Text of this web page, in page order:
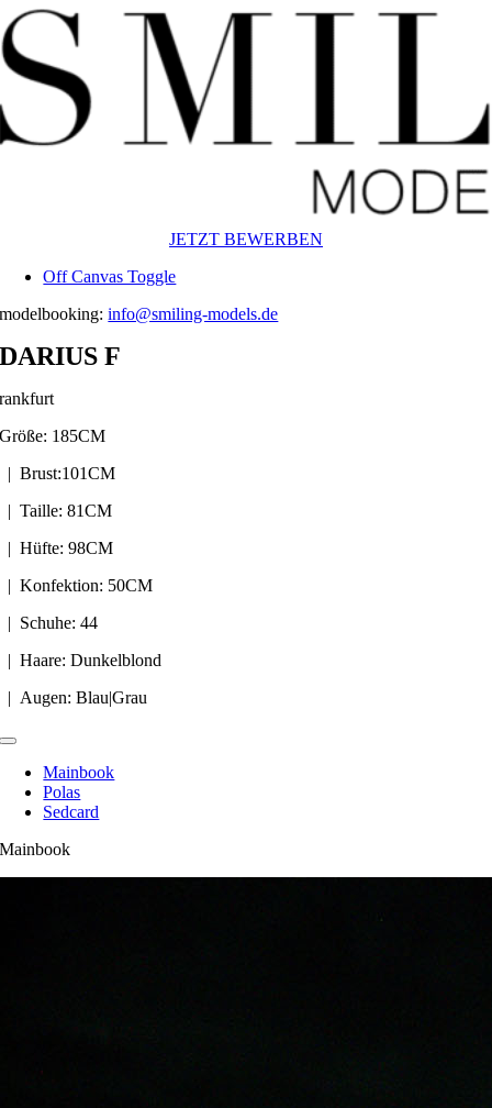
Zum
Inhalt
springen
JETZT BEWERBEN
Off Canvas Toggle
modelbooking:info@smiling-models.de
DARIUS F
Größe: 185CM
| Brust:101CM
| Taille: 81CM
| Hüfte: 98CM
| Konfektion: 50CM
| Schuhe: 44
| Haare: Dunkelblond
| Augen: Blau|Grau
Toggle
NavigationMainbook
Polas
Sedcard
Mainbook